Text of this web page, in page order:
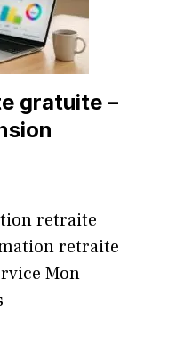
gratuite –
retraite
retraite
Mon